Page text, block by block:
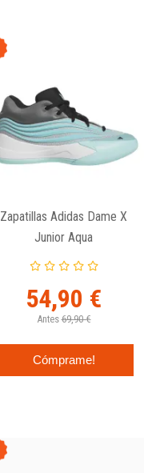
Zapatillas Adidas Dame X
Junior Aqua
54,90 €
Antes 69,90 €
Cómprame!